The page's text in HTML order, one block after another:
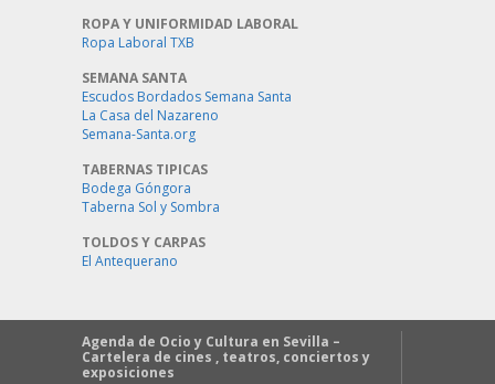
ROPA Y UNIFORMIDAD LABORAL
Ropa Laboral TXB
SEMANA SANTA
Escudos Bordados Semana Santa
La Casa del Nazareno
Semana-Santa.org
TABERNAS TIPICAS
Bodega Góngora
Taberna Sol y Sombra
TOLDOS Y CARPAS
El Antequerano
Agenda de Ocio y Cultura en Sevilla –
Cartelera de cines , teatros, conciertos y
exposiciones